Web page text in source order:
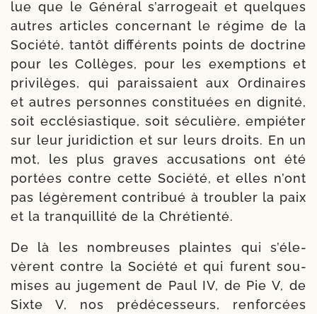
lue que le Général s’ar­ro­geait et quelques
autres articles concer­nant le régime de la
Société, tan­tôt dif­fé­rents points de doc­trine
pour les Collèges, pour les exemp­tions et
pri­vi­lèges, qui parais­saient aux Ordinaires
et autres per­sonnes consti­tuées en digni­té,
soit ecclé­sias­tique, soit sécu­lière, empié­ter
sur leur juri­dic­tion et sur leurs droits. En un
mot, les plus graves accu­sa­tions ont été
por­tées contre cette Société, et elles n’ont
pas légè­re­ment contri­bué à trou­bler la paix
et la tran­quilli­té de la Chrétienté.
De là les nom­breuses plaintes qui s’é­le­
vèrent contre la Société et qui furent sou­
mises au juge­ment de Paul IV, de Pie V, de
Sixte V, nos pré­dé­ces­seurs, ren­for­cées